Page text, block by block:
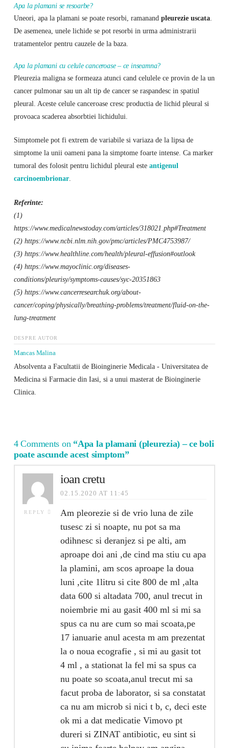
Apa la plamani se resoarbe?
Uneori, apa la plamani se poate resorbi, ramanand pleurezie uscata.
De asemenea, unele lichide se pot resorbi in urma administrarii
tratamentelor pentru cauzele de la baza.
Apa la plamani cu celule canceroase – ce inseamna?
Pleurezia maligna se formeaza atunci cand celulele ce provin de la un
cancer pulmonar sau un alt tip de cancer se raspandesc in spatiul
pleural. Aceste celule canceroase cresc productia de lichid pleural si
provoaca scaderea absorbtiei lichidului.
Simptomele pot fi extrem de variabile si variaza de la lipsa de
simptome la unii oameni pana la simptome foarte intense. Ca marker
tumoral des folosit pentru lichidul pleural este antigenul
carcinoembrionar.
Referinte:
(1)
https://www.medicalnewstoday.com/articles/318021.php#Treatment
(2) https://www.ncbi.nlm.nih.gov/pmc/articles/PMC4753987/
(3) https://www.healthline.com/health/pleural-effusion#outlook
(4) https://www.mayoclinic.org/diseases-
conditions/pleurisy/symptoms-causes/syc-20351863
(5) https://www.cancerresearchuk.org/about-
cancer/coping/physically/breathing-problems/treatment/fluid-on-the-
lung-treatment
DESPRE AUTOR
Mancas Malina
Absolventa a Facultatii de Bioinginerie Medicala - Universitatea de
Medicina si Farmacie din Iasi, si a unui masterat de Bioinginerie
Clinica.
4 Comments on “Apa la plamani (pleurezia) – ce boli
poate ascunde acest simptom”
REPLY
ioan cretu
02.15.2020 AT 11:45
Am pleorezie si de vrio luna de zile
tusesc zi si noapte, nu pot sa ma
odihnesc si deranjez si pe alti, am
aproape doi ani ,de cind ma stiu cu apa
la plamini, am scos aproape la doua
luni ,cite 1litru si cite 800 de ml ,alta
data 600 si altadata 700, anul trecut in
noiembrie mi au gasit 400 ml si mi sa
spus ca nu are cum so mai scoata,pe
17 ianuarie anul acesta m am prezentat
la o noua ecografie , si mi au gasit tot
4 ml , a stationat la fel mi sa spus ca
nu poate so scoata,anul trecut mi sa
facut proba de laborator, si sa constatat
ca nu am microb si nici t b, c, deci este
ok mi a dat medicatie Vimovo pt
dureri si ZINAT antibiotic, eu sint si